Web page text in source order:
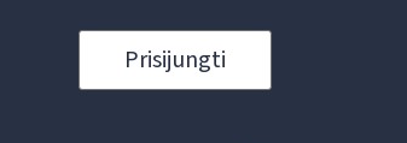
Prisijungti